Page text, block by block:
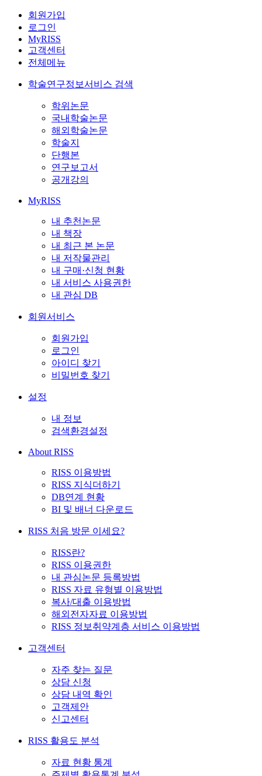
회원가입
로그인
MyRISS
고객센터
전체메뉴
학술연구정보서비스 검색
학위논문
국내학술논문
해외학술논문
학술지
단행본
연구보고서
공개강의
MyRISS
내 추천논문
내 책장
내 최근 본 논문
내 저작물관리
내 구매·신청 현황
내 서비스 사용권한
내 관심 DB
회원서비스
회원가입
로그인
아이디 찾기
비밀번호 찾기
설정
내 정보
검색환경설정
About RISS
RISS 이용방법
RISS 지식더하기
DB연계 현황
BI 및 배너 다운로드
RISS 처음 방문 이세요?
RISS란?
RISS 이용권한
내 관심논문 등록방법
RISS 자료 유형별 이용방법
복사/대출 이용방법
해외전자자료 이용방법
RISS 정보취약계층 서비스 이용방법
고객센터
자주 찾는 질문
상담 신청
상담 내역 확인
고객제안
신고센터
RISS 활용도 분석
자료 현황 통계